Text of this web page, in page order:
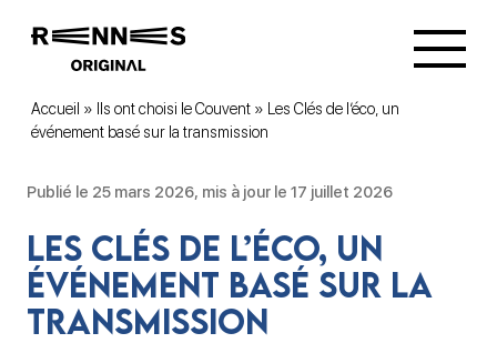
Accueil » Ils ont choisi le Couvent »
Les Clés de l’éco, un
événement basé sur la transmission
Publié le 25 mars 2026, mis à jour le 17 juillet 2026
Les Clés de l’éco, un
événement basé sur la
transmission